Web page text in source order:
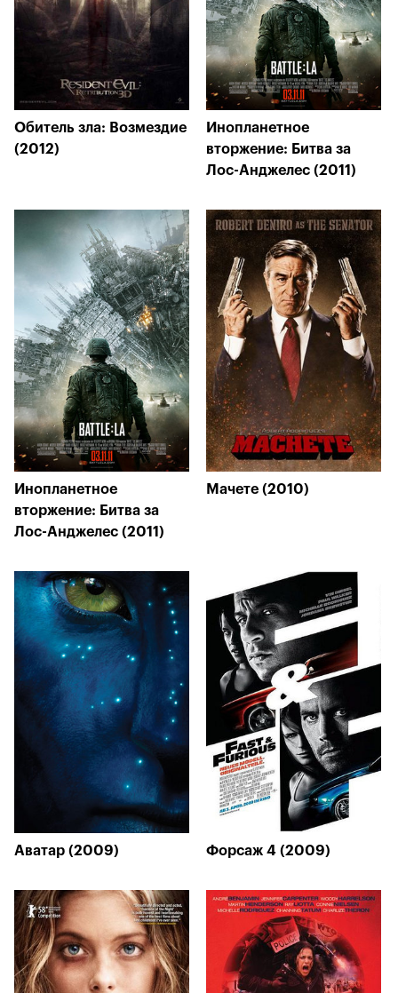
Обитель зла: Возмездие
(2012)
Инопланетное
вторжение: Битва за
Лос-Анджелес (2011)
Инопланетное
вторжение: Битва за
Лос-Анджелес (2011)
Мачете (2010)
Аватар (2009) Форсаж 4 (2009)